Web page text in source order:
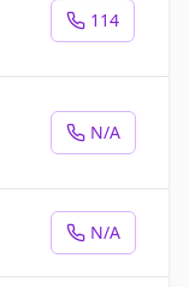
114
N/A
N/A